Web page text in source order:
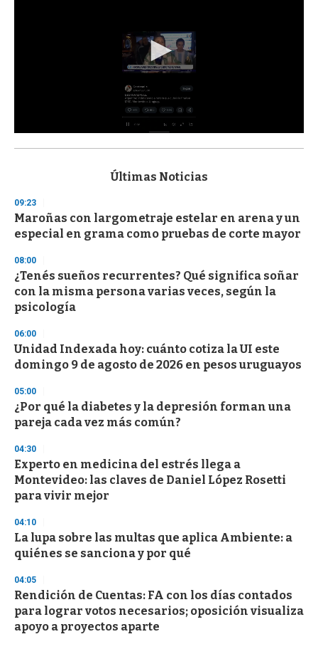
s
d
s
o
f
3
s
e
c
o
d
s
Últimas Noticias
09:23
Maroñas con largometraje estelar en arena y un
especial en grama como pruebas de corte mayor
08:00
¿Tenés sueños recurrentes? Qué significa soñar
con la misma persona varias veces, según la
psicología
06:00
Unidad Indexada hoy: cuánto cotiza la UI este
domingo 9 de agosto de 2026 en pesos uruguayos
05:00
¿Por qué la diabetes y la depresión forman una
pareja cada vez más común?
04:30
Experto en medicina del estrés llega a
Montevideo: las claves de Daniel López Rosetti
para vivir mejor
04:10
La lupa sobre las multas que aplica Ambiente: a
quiénes se sanciona y por qué
04:05
Rendición de Cuentas: FA con los días contados
para lograr votos necesarios; oposición visualiza
apoyo a proyectos aparte